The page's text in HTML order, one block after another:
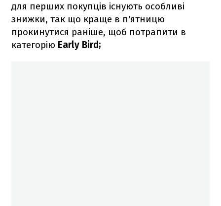
для перших покупців існують особливі
знижки, так що краще в п'ятницю
прокинутися раніше, щоб потрапити в
категорію Early Bird;